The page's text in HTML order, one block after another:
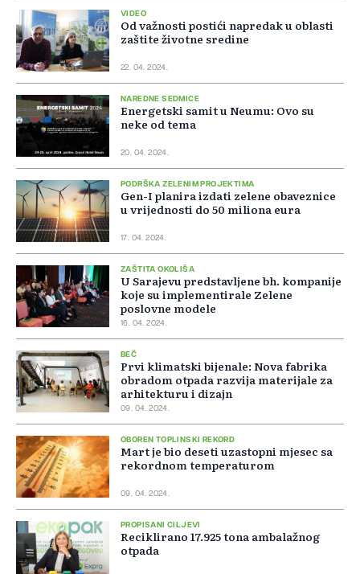
VIDEO
Od važnosti postići napredak u oblasti
zaštite životne sredine
22. 04. 2024.
NAREDNE SEDMICE
Energetski samit u Neumu: Ovo su
neke od tema
20. 04. 2024.
PODRŠKA ZELENIM PROJEKTIMA
Gen-I planira izdati zelene obaveznice
u vrijednosti do 50 miliona eura
17. 04. 2024.
ZAŠTITA OKOLIŠA
U Sarajevu predstavljene bh. kompanije
koje su implementirale Zelene
poslovne modele
16. 04. 2024.
BEČ
Prvi klimatski bijenale: Nova fabrika
obradom otpada razvija materijale za
arhitekturu i dizajn
09. 04. 2024.
OBOREN TOPLINSKI REKORD
Mart je bio deseti uzastopni mjesec sa
rekordnom temperaturom
09. 04. 2024.
PROPISANI CILJEVI
Reciklirano 17.925 tona ambalažnog
otpada